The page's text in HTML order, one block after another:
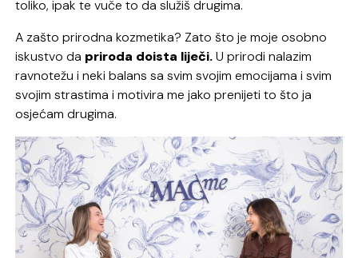
toliko, ipak te vuče to da služiš drugima.
A zašto prirodna kozmetika? Zato što je moje osobno
iskustvo da priroda doista liječi.U prirodi nalazim
ravnotežu i neki balans sa svim svojim emocijama i svim
svojim strastima i motivira me jako prenijeti to što ja
osjećam drugima.